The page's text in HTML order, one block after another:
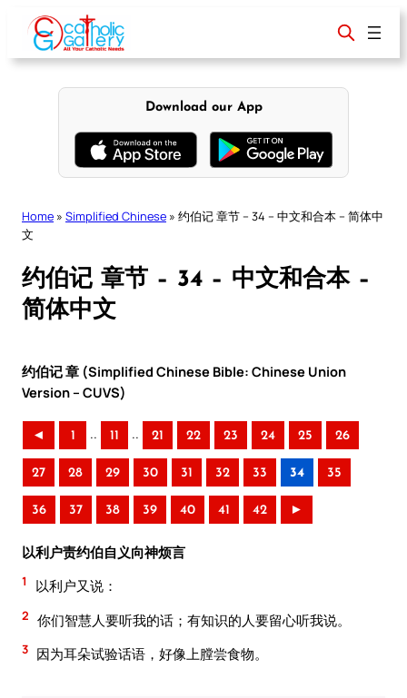
content
Download our App
Home » Simplified Chinese » 约伯记 章节 – 34 – 中文和合本 – 简体中
文
约伯记 章节 – 34 – 中文和合本 –
简体中文
约伯记 章 (Simplified Chinese Bible: Chinese Union
Version – CUVS)
◄ 1 .. 11 .. 21 22 23 24 25 26
27 28 29 30 31 32 33 34 35
36 37 38 39 40 41 42 ►
以利户责约伯自义向神烦言
1 以利户又说：
2 你们智慧人要听我的话；有知识的人要留心听我说。
3 因为耳朵试验话语，好像上膛尝食物。